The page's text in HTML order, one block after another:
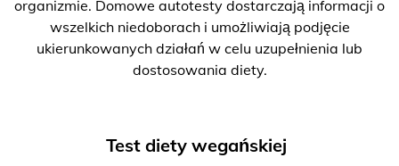
organizmie. Domowe autotesty dostarczają informacji o
wszelkich niedoborach i umożliwiają podjęcie
ukierunkowanych działań w celu uzupełnienia lub
dostosowania diety.
Test diety wegańskiej